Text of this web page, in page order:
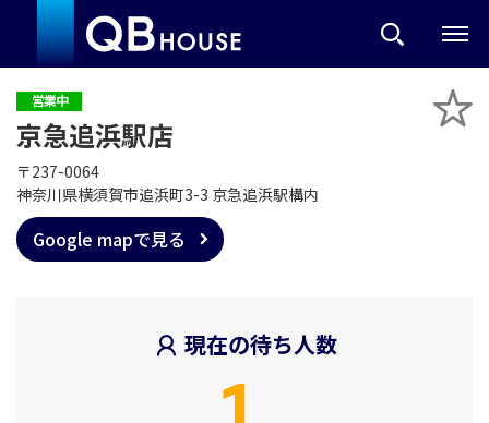
営業中
京急追浜駅店
〒237-0064
神奈川県横須賀市追浜町3-3 京急追浜駅構内
Google mapで見る
現在の待ち人数